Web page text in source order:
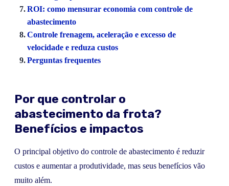
ROI: como mensurar economia com controle de
abastecimento
Controle frenagem, aceleração e excesso de
velocidade e reduza custos
Perguntas frequentes
Por que controlar o
abastecimento da frota?
Benefícios e impactos
O principal objetivo do controle de abastecimento é reduzir
custos e aumentar a produtividade, mas seus benefícios vão
muito além.